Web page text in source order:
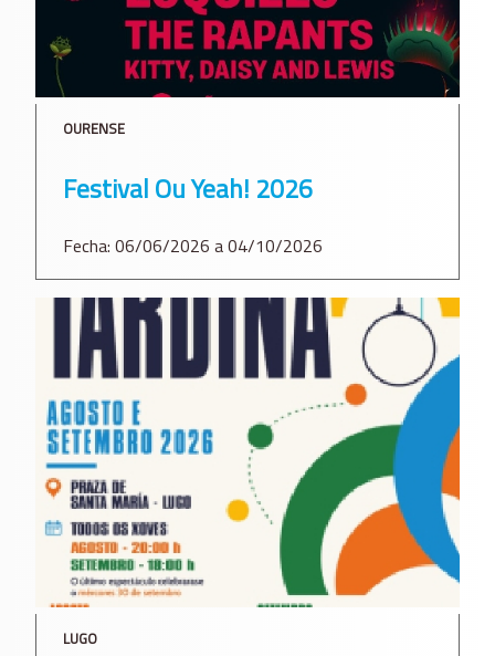
OURENSE
Festival Ou Yeah! 2026
Fecha: 06/06/2026 a 04/10/2026
LUGO